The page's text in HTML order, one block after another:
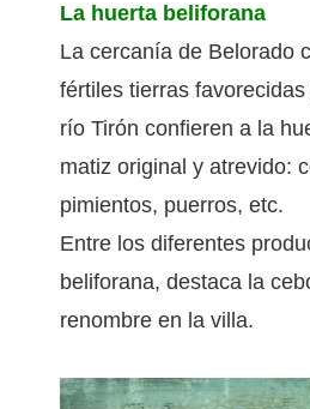
La huerta beliforana
La cercanía de Belorado
fértiles tierras favorecidas
río Tirón confieren a la
matiz original y atrevido:
pimientos, puerros, etc.
Entre los diferentes
beliforana, destaca la
renombre en la villa.